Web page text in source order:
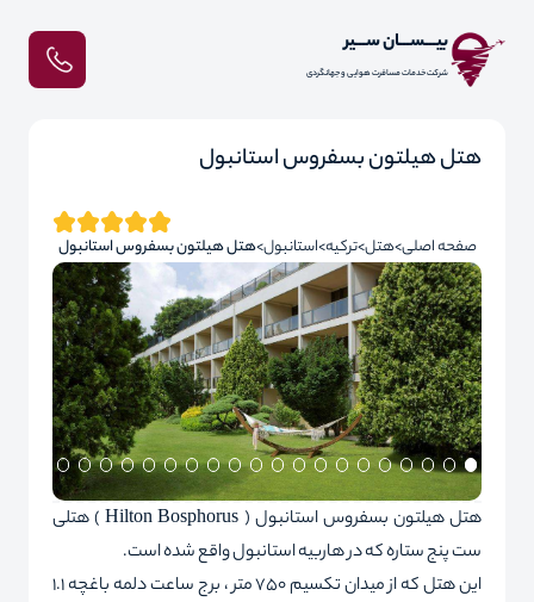
بیـــســـان ســـیر
شرکت خدمات مسافرت هوایی و جهانگردی
هتل هیلتون بسفروس استانبول
صفحه اصلی هتل ترکیه استانبول هتل هیلتون بسفروس استانبول
هتل هیلتون بسفروس استانبول ( Hilton Bosphorus ) هتلی
ست پنج ستاره که در هاربیه استانبول واقع شده است.
این هتل که از میدان تکسیم 750 متر ، برج ساعت دلمه باغچه 1.1